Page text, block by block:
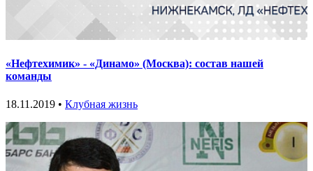
«Нефтехимик» - «Динамо» (Москва): состав нашей
команды
18.11.2019 • Клубная жизнь